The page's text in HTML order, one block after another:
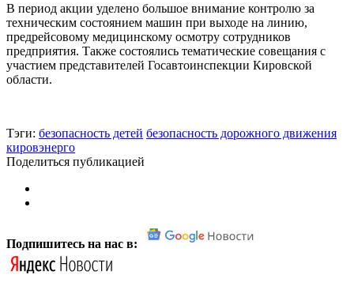
В период акции уделено большое внимание контролю за
техническим состоянием машин при выходе на линию,
предрейсовому медицинскому осмотру сотрудников
предприятия. Также состоялись тематические совещания с
участием представителей Госавтоинспекции Кировской
области.
Тэги: безопасность детей безопасность дорожного движения
кировэнерго
Поделиться публикацией
Подпишитесь на нас в: